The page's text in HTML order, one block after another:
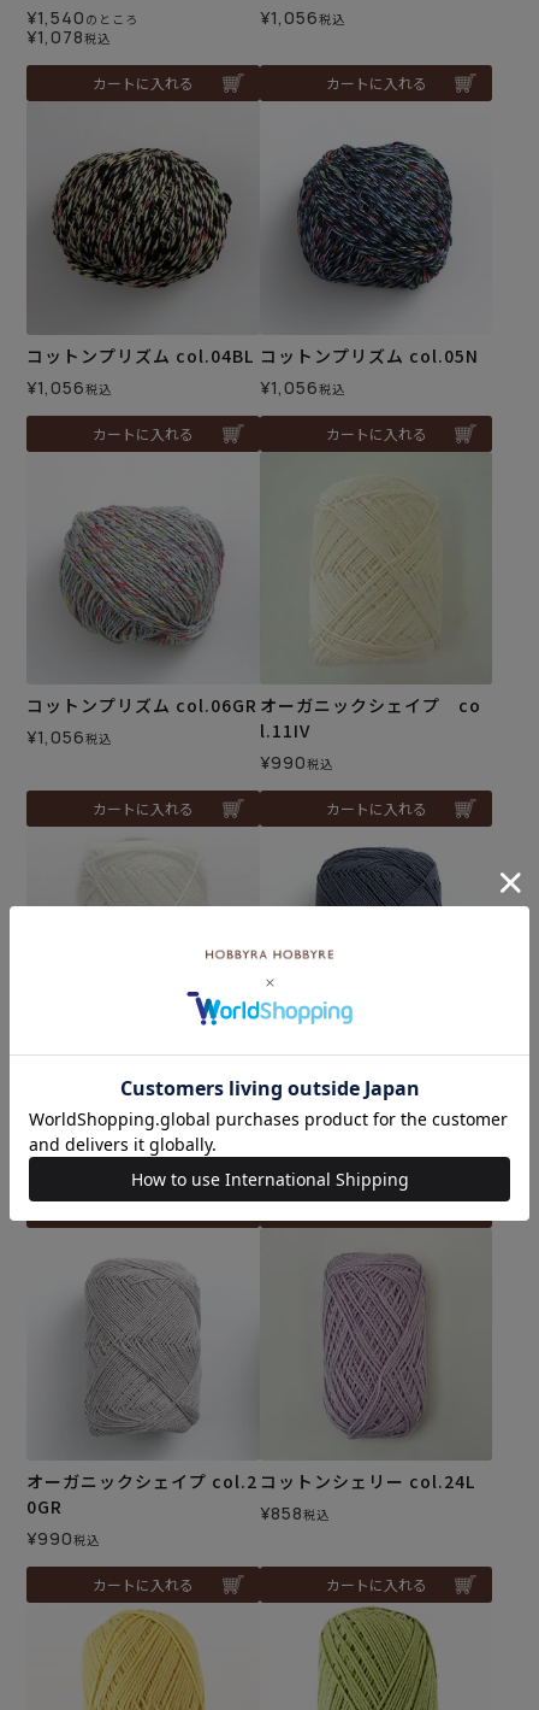
¥1,540 のところ
¥1,078税込
カートに入れる
¥1,056税込
カートに入れる
コットンプリズム col.04BL
¥1,056税込
カートに入れる
コットンプリズム col.05N
¥1,056税込
カートに入れる
コットンプリズム col.06GR
¥1,056税込
カートに入れる
オーガニックシェイプ co
l.11IV
¥990税込
カートに入れる
オーガニックシェイプ co
¥990税込
5.00（1）
オーガニックシェイプ col.1
9N
990
オーガニックシェイプ col.2
0GR
¥990税込
カートに入れる
コットンシェリー col.24L
¥858税込
カートに入れる